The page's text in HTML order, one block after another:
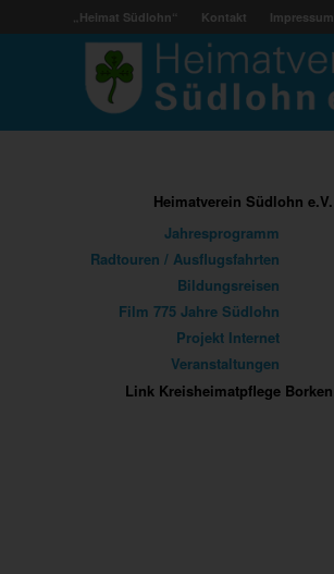
„Heimat Südlohn“ Kontakt Impressum
Heimatverein Südlohn e.V.
Jahresprogramm
Radtouren / Ausflugsfahrten
Bildungsreisen
Film 775 Jahre Südlohn
Projekt Internet
Veranstaltungen
Link Kreisheimatpflege Borken